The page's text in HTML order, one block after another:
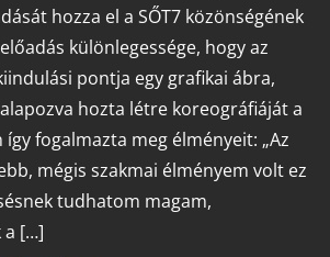
hozza el a SŐT7 közönségének
különlegessége, hogy az
pontja egy grafikai ábra,
hozta létre koreográfiáját a
fogalmazta meg élményeit: „Az
mégis szakmai élményem volt ez
tudhatom magam,
a […]